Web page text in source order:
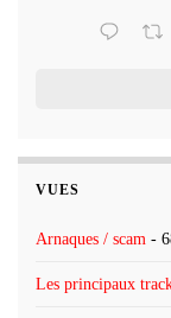
VUES
Arnaques / scam -
Les principaux